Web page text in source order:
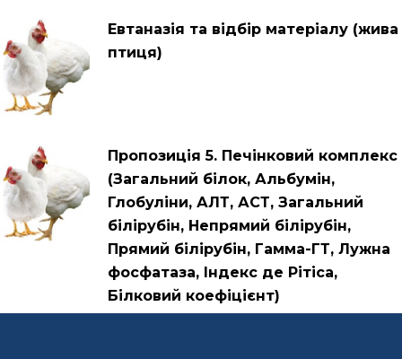
Евтаназія та відбір матеріалу (жива
птиця)
Пропозиція 5. Печінковий комплекс
(Загальний білок, Альбумін,
Глобуліни, АЛТ, АСТ, Загальний
білірубін, Непрямий білірубін,
Прямий білірубін, Гамма-ГТ, Лужна
фосфатаза, Індекс де Рітіса,
Білковий коефіцієнт)